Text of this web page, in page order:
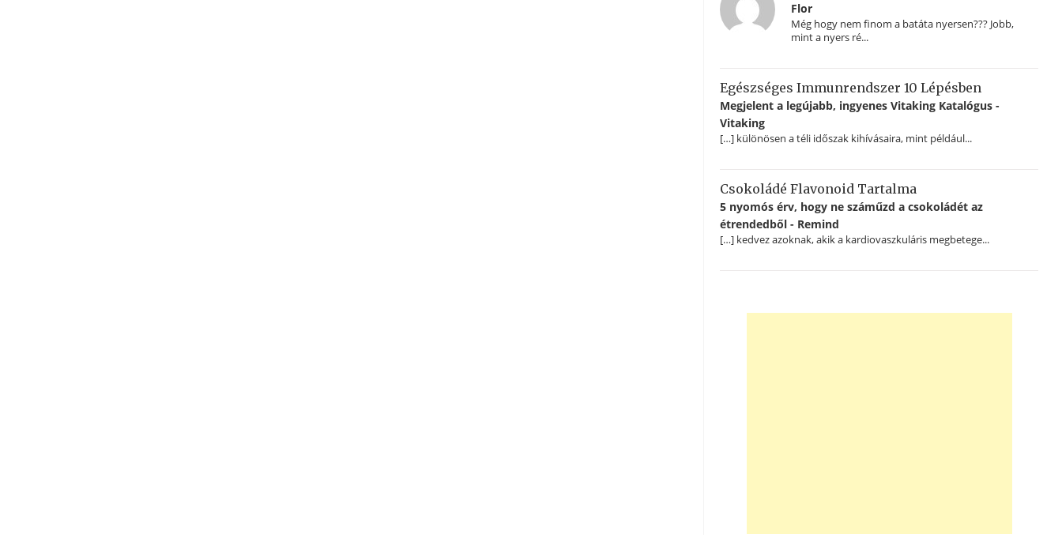
Flor
Még hogy nem finom a batáta nyersen??? Jobb,
mint a nyers ré...
Egészséges Immunrendszer 10 Lépésben
Megjelent a legújabb, ingyenes Vitaking Katalógus -
Vitaking
[…] különösen a téli időszak kihívásaira, mint például...
Csokoládé Flavonoid Tartalma
5 nyomós érv, hogy ne száműzd a csokoládét az
étrendedből - Remind
[…] kedvez azoknak, akik a kardiovaszkuláris megbetege...